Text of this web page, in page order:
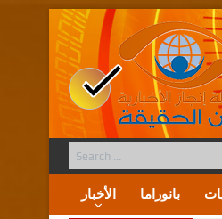
الأخبار بانوراما